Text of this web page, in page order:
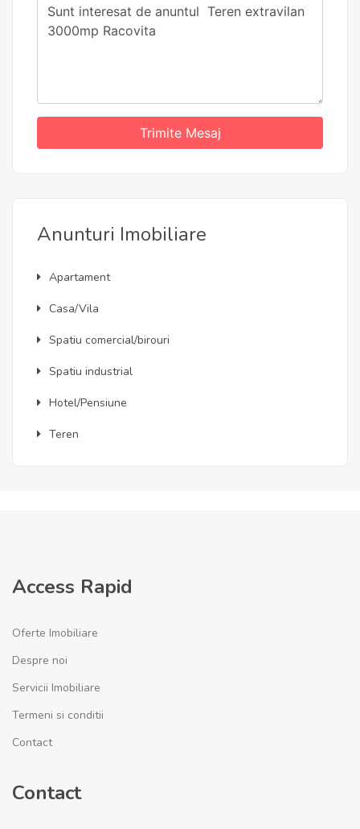
Trimite Mesaj
Anunturi Imobiliare
Apartament
Casa/Vila
Spatiu comercial/birouri
Spatiu industrial
Hotel/Pensiune
Teren
Access Rapid
Oferte Imobiliare
Despre noi
Servicii Imobiliare
Termeni si conditii
Contact
Contact